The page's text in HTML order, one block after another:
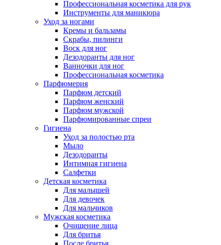
Профессиональная косметика для рук
Инструменты для маникюра
Уход за ногами
Кремы и бальзамы
Скрабы, пилинги
Воск для ног
Дезодоранты для ног
Ванночки для ног
Профессиональная косметика
Парфюмерия
Парфюм детский
Парфюм женский
Парфюм мужской
Парфюмированные спреи
Гигиена
Уход за полостью рта
Мыло
Дезодоранты
Интимная гигиена
Салфетки
Детская косметика
Для малышей
Для девочек
Для мальчиков
Мужская косметика
Очищение лица
Для бритья
После бритья